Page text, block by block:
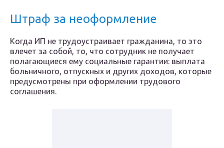
Штраф за неоформление
Когда ИП не трудоустраивает гражданина, то это
влечет за собой, то, что сотрудник не получает
полагающиеся ему социальные гарантии: выплата
больничного, отпускных и других доходов, которые
предусмотрены при оформлении трудового
соглашения.